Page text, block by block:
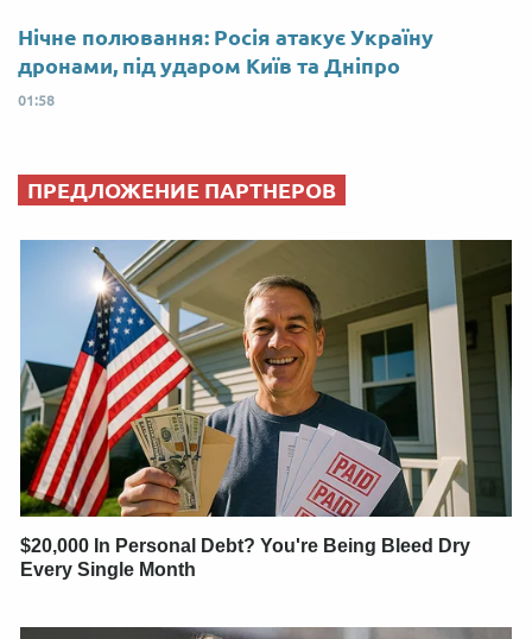
Нічне полювання: Росія атакує Україну
дронами, під ударом Київ та Дніпро
01:58
ПРЕДЛОЖЕНИЕ ПАРТНЕРОВ
$20,000 In Personal Debt? You're Being Bleed Dry
Every Single Month